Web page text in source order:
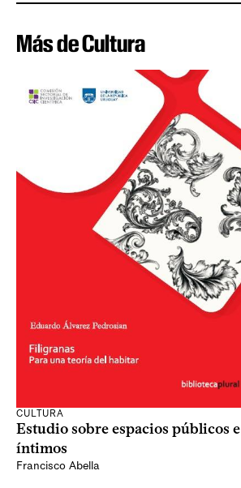
Más de Cultura
CULTURA
Estudio sobre espacios públicos e
íntimos
Francisco Abella